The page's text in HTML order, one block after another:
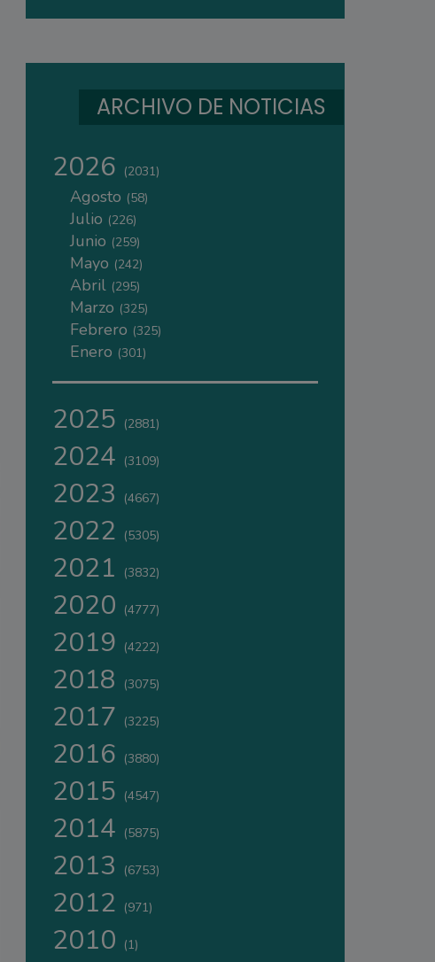
ARCHIVO DE NOTICIAS
2026 (2031)
Agosto (58)
Julio (226)
Junio (259)
Mayo (242)
Abril (295)
Marzo (325)
Febrero (325)
Enero (301)
2025 (2881)
2024 (3109)
2023 (4667)
2022 (5305)
2021 (3832)
2020 (4777)
2019 (4222)
2018 (3075)
2017 (3225)
2016 (3880)
2015 (4547)
2014 (5875)
2013 (6753)
2012 (971)
2010 (1)